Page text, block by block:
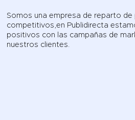
Somos una empresa de reparto
competitivos,en Publidirecta
positivos con las campañas de
nuestros clientes.